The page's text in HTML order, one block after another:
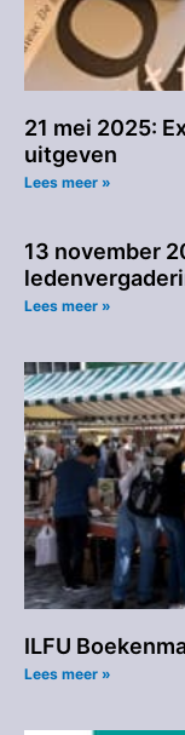
21 mei 2025:
uitgeven
Lees meer »
13 november
Lees meer »
ILFU
Lees meer »